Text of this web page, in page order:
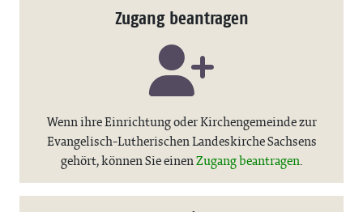
Zugang beantragen
Wenn ihre Einrichtung oder Kirchengemeinde zur
Evangelisch-Lutherischen Landeskirche Sachsens
gehört, können Sie einenZugang beantragen.